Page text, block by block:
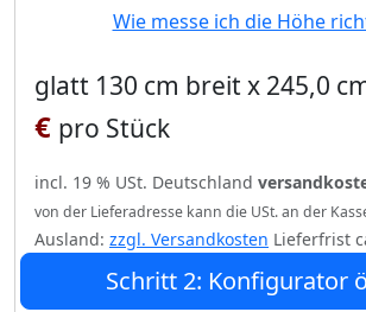
Wie messe ich die Höhe
glatt 130 cm breit x 245,0
€ pro Stück
incl. 19 % USt. Deutschland
von der Lieferadresse kann die USt. an der
Ausland: zzgl. Versandkosten Lieferfrist
Schritt 2: Konfigurator